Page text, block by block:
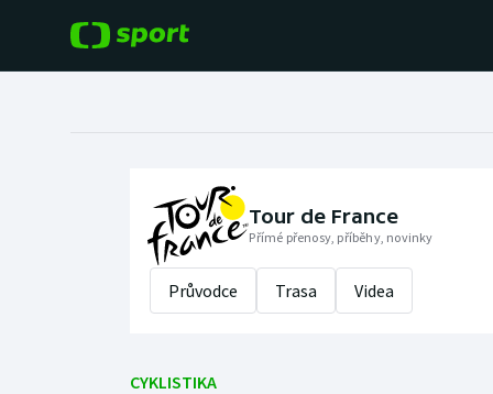
Hokej
Tenis
Atletika
Cyklistika
Baseball a softbal
Basketbal
Tour de France
Přímé přenosy, příběhy, novinky
Průvodce Trasa Videa
CYKLISTIKA